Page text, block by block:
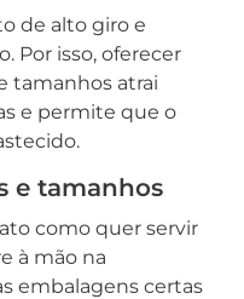
de alto giro e
Por isso, oferecer
tamanhos atrai
e permite que o
e tamanhos
como quer servir
à mão na
embalagens certas